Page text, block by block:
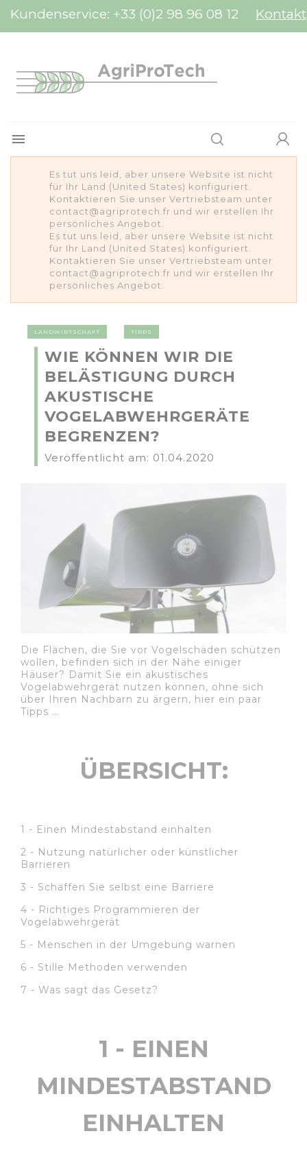
Kundenservice: +33 (0)2 98 96 08 12 Kontakt

Es tut uns leid, aber unsere Website ist nicht
für Ihr Land (United States) konfiguriert.
Kontaktieren Sie unser Vertriebsteam unter
contact@agriprotech.fr und wir erstellen Ihr
persönliches Angebot.
Es tut uns leid, aber unsere Website ist nicht
für Ihr Land (United States) konfiguriert.
Kontaktieren Sie unser Vertriebsteam unter
contact@agriprotech.fr und wir erstellen Ihr
persönliches Angebot.
LANDWIRTSCHAFT TIPPS
WIE KÖNNEN WIR DIE
BELÄSTIGUNG DURCH
AKUSTISCHE
VOGELABWEHRGERÄTE
BEGRENZEN?
Veröffentlicht am: 01.04.2020
Die Flächen, die Sie vor Vogelschäden schützen
wollen, befinden sich in der Nähe einiger
Häuser? Damit Sie ein akustisches
Vogelabwehrgerät nutzen können, ohne sich
über Ihren Nachbarn zu ärgern, hier ein paar
Tipps …
ÜBERSICHT:
1 - Einen Mindestabstand einhalten
2 - Nutzung natürlicher oder künstlicher
Barrieren
3 - Schaffen Sie selbst eine Barriere
4 - Richtiges Programmieren der
Vogelabwehrgerät
5 - Menschen in der Umgebung warnen
6 - Stille Methoden verwenden
7 - Was sagt das Gesetz?
1 - EINEN
MINDESTABSTAND
EINHALTEN
Cookie-Einstellungen